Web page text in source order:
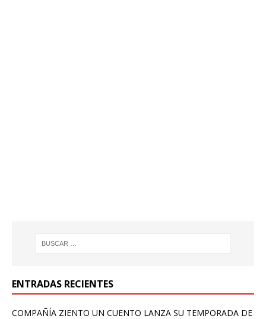
ENTRADAS RECIENTES
COMPAÑÍA ZIENTO UN CUENTO LANZA SU TEMPORADA DE